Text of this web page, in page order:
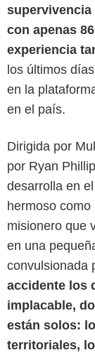
con apenas
experiencia
los últimos
en la
en el país.
Dirigida por
por Ryan
desarrolla en
hermoso como
misionero que
en una
convulsionada
accidente los
implacable,
están solos:
territoriales,